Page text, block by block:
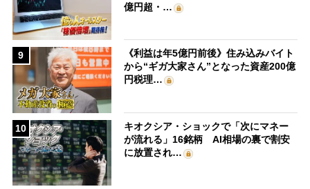
億円超・…
9
《利益は年5億円前後》住み込みバイト
から“ギガ大家さん”となった資産200億
円税理…
10
キオクシア・ショックで「次にマネー
が流れる」16銘柄 AI相場の裏で割安
に放置され…